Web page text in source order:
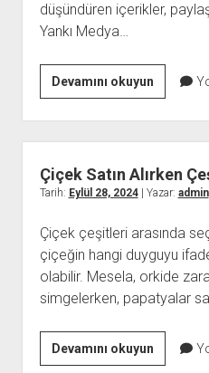
düşündüren içerikler,
Yankı Medya…
Devamını okuyunYankı
Medya
Yapım
ile
Viral
Video
Çiçek Satın Alırken
Tarih: Eylül 28, 2024| Yazar: admin
Çiçek çeşitleri arasında
çiçeğin hangi duyguyu
olabilir. Mesela, orkide
simgelerken, papatyalar
Devamını okuyunÇiçek
Satın